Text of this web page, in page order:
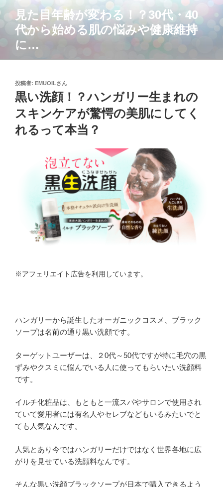
見た目年齢が変わる！？30代・40
代から始める肌の悩みや健康維持
に…
投
稿
日:
投稿者: EMUOILさん
黒い洗顔！？ハンガリー生まれの
スキンケアが驚愕の美肌にしてく
れるって本当？
※アフェリエイト広告を利用しています。
ハンガリーから誕生したオーガニックコスメ、ブラック
ソープは名前の通り黒い洗顔です。
ターゲットユーザーは、２0代～50代ですが特に毛穴の黒
ずみやクスミに悩んでいる人に使ってもらいたい洗顔料
です。
イルチ化粧品は、もともと一流スパやサロンで使用され
ていて愛用者には有名人やセレブなどもいるみたいでと
ても人気なんです。
人気とあり今ではハンガリーだけではなく世界各地に広
がりを見せている洗顔料なんです。
そんな黒い洗顔ブラックソープが日本で購入できるよう